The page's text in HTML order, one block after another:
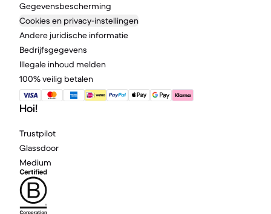
Gegevensbescherming
Cookies en privacy-instellingen
Andere juridische informatie
Bedrijfsgegevens
Illegale inhoud melden
100% veilig betalen
Hoi!
Trustpilot
Glassdoor
Medium